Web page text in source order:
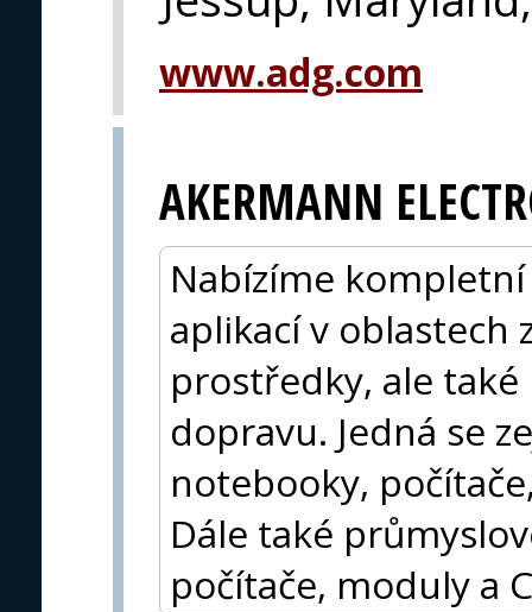
www.adg.com
AKERMANN
Nabízíme
aplikací v oblastech
prostředky, ale
dopravu. Jedná se
notebooky,
Dále také
počítače, moduly a